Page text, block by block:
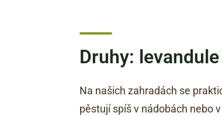
Druhy:
Na našich zahradách se
pěstují spíš v nádobách nebo